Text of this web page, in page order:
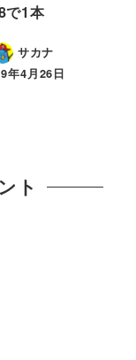
で1本
サカナ
年4月26日
ト